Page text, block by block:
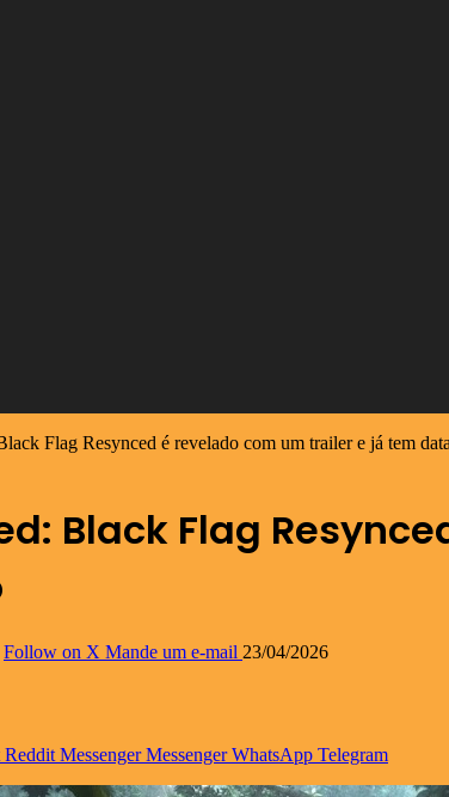
Flag Resynced é revelado com um trailer e já tem
Black Flag
Follow on X Mande um e-mail 23/04/2026
Reddit Messenger Messenger WhatsApp Telegram